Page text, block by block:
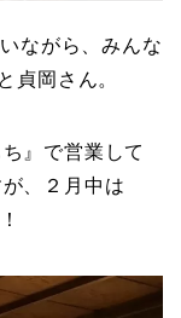
ながら、みんな
貞岡さん。
』で営業して
、２月中は